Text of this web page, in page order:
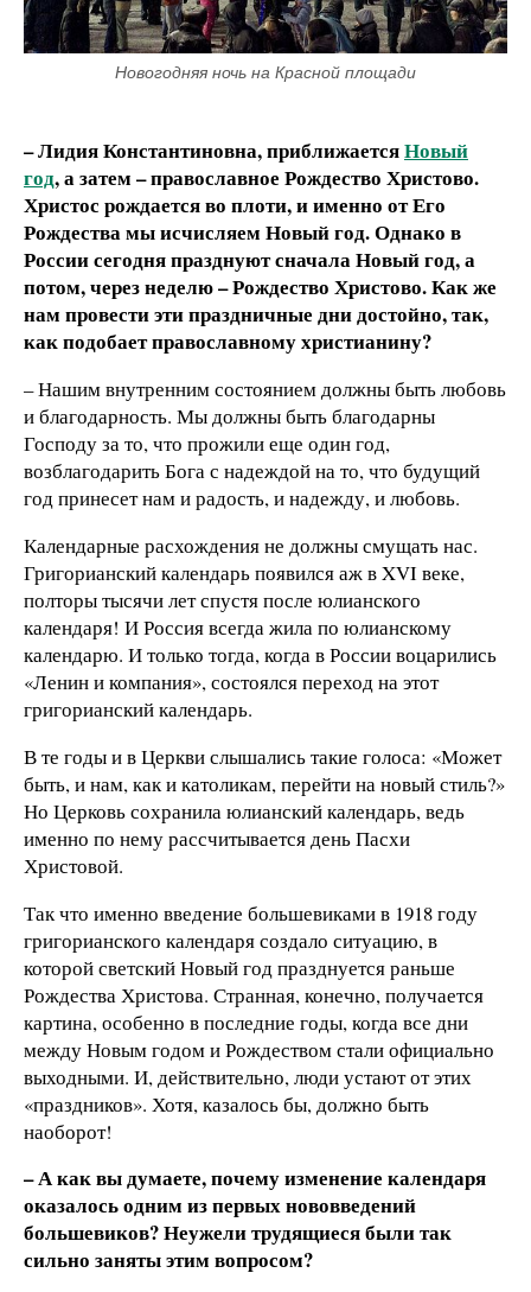
Новогодняя ночь на Красной площади
– Лидия Константиновна, приближаетсяНовый
год, а затем – православное Рождество Христово.
Христос рождается во плоти, и именно от Его
Рождества мы исчисляем Новый год. Однако в
России сегодня празднуют сначала Новый год, а
потом, через неделю – Рождество Христово. Как же
нам провести эти праздничные дни достойно, так,
как подобает православному христианину?
– Нашим внутренним состоянием должны быть любовь
и благодарность. Мы должны быть благодарны
Господу за то, что прожили еще один год,
возблагодарить Бога с надеждой на то, что будущий
год принесет нам и радость, и надежду, и любовь.
Календарные расхождения не должны смущать нас.
Григорианский календарь появился аж в XVI веке,
полторы тысячи лет спустя после юлианского
календаря! И Россия всегда жила по юлианскому
календарю. И только тогда, когда в России воцарились
«Ленин и компания», состоялся переход на этот
григорианский календарь.
В те годы и в Церкви слышались такие голоса: «Может
быть, и нам, как и католикам, перейти на новый стиль?»
Но Церковь сохранила юлианский календарь, ведь
именно по нему рассчитывается день Пасхи
Христовой.
Так что именно введение большевиками в 1918 году
григорианского календаря создало ситуацию, в
которой светский Новый год празднуется раньше
Рождества Христова. Странная, конечно, получается
картина, особенно в последние годы, когда все дни
между Новым годом и Рождеством стали официально
выходными. И, действительно, люди устают от этих
«праздников». Хотя, казалось бы, должно быть
наоборот!
– А как вы думаете, почему изменение календаря
оказалось одним из первых нововведений
большевиков? Неужели трудящиеся были так
сильно заняты этим вопросом?